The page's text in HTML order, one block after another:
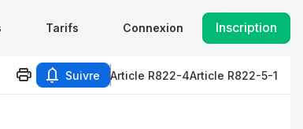
Tarifs Connexion Inscription
Suivre Article R822-4Article R822-5-1